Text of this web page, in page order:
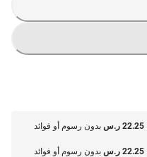
22.25 ر.س
بدون رسوم أو فوائد
22.25 ر.س
بدون رسوم أو فوائد